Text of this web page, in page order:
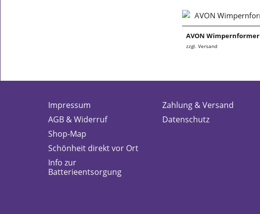
AVON Wimpernformer
zzgl. Versand
Impressum
AGB & Widerruf
Shop-Map
Schönheit direkt vor Ort
Info zur
Batterieentsorgung
Zahlung & Versand
Datenschutz